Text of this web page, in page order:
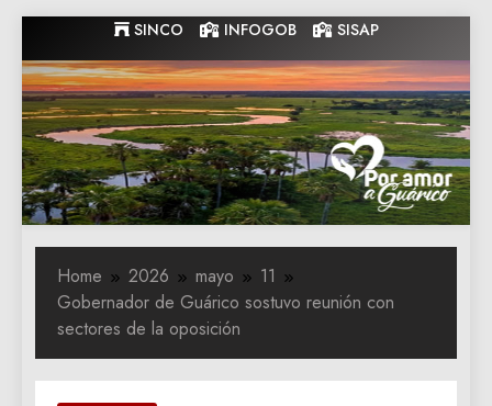
to
content
SINCO INFOGOB SISAP
Gobernacion
de Guarico
Gobernacion de Guarico
Home 2026 mayo
11
Gobernador de Guárico sostuvo reunión con
sectores de la oposición